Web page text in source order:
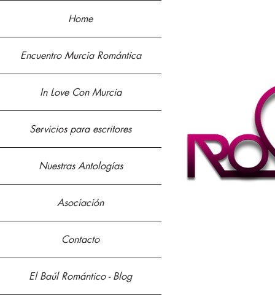
Home
Encuentro Murcia Romántica
In Love Con Murcia
Servicios para escritores
Nuestras Antologías
Asociación
Contacto
El Baúl Romántico - Blog